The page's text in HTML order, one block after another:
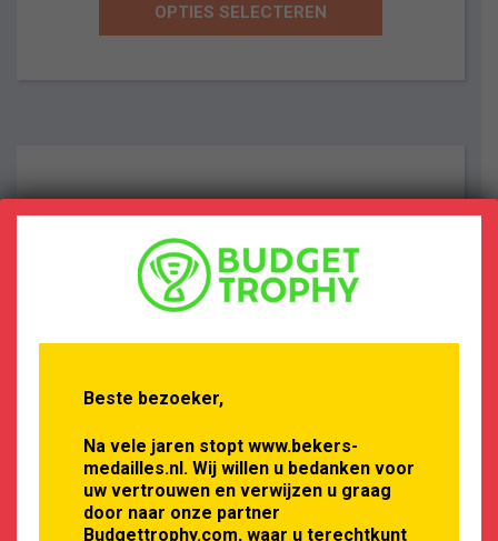
OPTIES SELECTEREN
€ 4,95
€ 2,95
Beste bezoeker,
Na vele jaren stopt www.bekers-
medailles.nl. Wij willen u bedanken voor
uw vertrouwen en verwijzen u graag
door naar onze partner
Budgettrophy.com, waar u terechtkunt